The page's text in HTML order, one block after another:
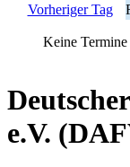
Vorheriger Tag
Keine Termine
e.V.